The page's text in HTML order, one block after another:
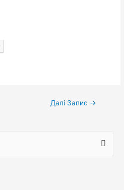
Далі Запис →